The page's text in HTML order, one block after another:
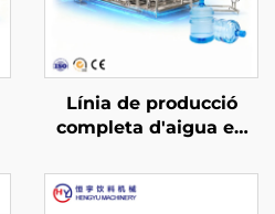
Línia de producció
completa d'aigua en